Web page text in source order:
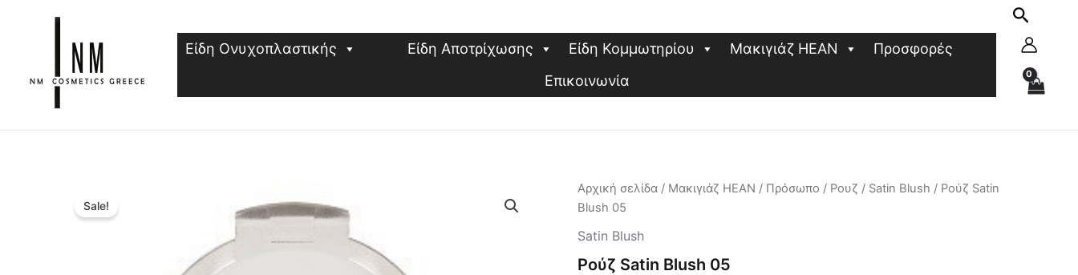
περιεχόμενο
Είδη Ονυχοπλαστικής Είδη Αποτρίχωσης Είδη Κομμωτηρίου Μακιγιάζ HEAN
Προσφορές
Επικοινωνία
Sale!
Αρχική σελίδα / Μακιγιάζ HEAN / Πρόσωπο / Ρουζ / Satin Blush / Ρούζ Satin
Blush 05
Satin Blush
Ρούζ Satin Blush 05
Original
was:
Η
τιμή
Ρούζ
Satin
05